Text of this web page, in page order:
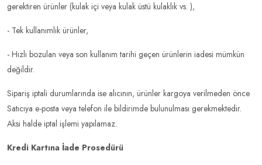
gerektiren ürünler (kulak içi veya kulak üstü kulaklık vs. ),
- Tek kullanımlık ürünler,
- Hızlı bozulan veya son kullanım tarihi geçen ürünlerin iadesi mümkün
değildir.
Sipariş iptali durumlarında ise alıcının, ürünler kargoya verilmeden önce
Satıcıya e-posta veya telefon ile bildirimde bulunulması gerekmektedir.
Aksi halde iptal işlemi yapılamaz.
Kredi Kartına İade Prosedürü